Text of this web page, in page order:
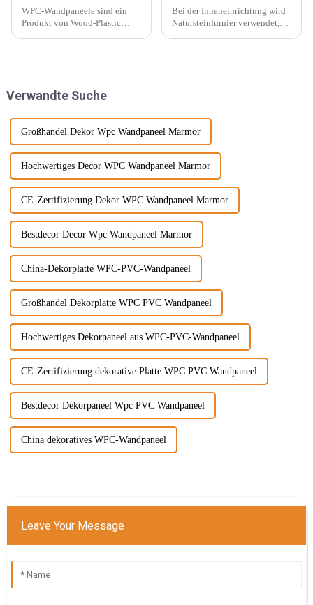
WPC-Wandpaneele sind ein
Produkt von Wood-Plastic
und wird mit ... gemischt.
Bei der Inneneinrichtung wird
Natursteinfurnier verwendet,
Verwandte Suche
Großhandel Dekor Wpc Wandpaneel Marmor
Hochwertiges Decor WPC Wandpaneel Marmor
CE-Zertifizierung Dekor WPC Wandpaneel Marmor
Bestdecor Decor Wpc Wandpaneel Marmor
China-Dekorplatte WPC-PVC-Wandpaneel
Großhandel Dekorplatte WPC PVC Wandpaneel
Hochwertiges Dekorpaneel aus WPC-PVC-Wandpaneel
CE-Zertifizierung dekorative Platte WPC PVC Wandpaneel
Bestdecor Dekorpaneel Wpc PVC Wandpaneel
China dekoratives WPC-Wandpaneel
Leave Your Message